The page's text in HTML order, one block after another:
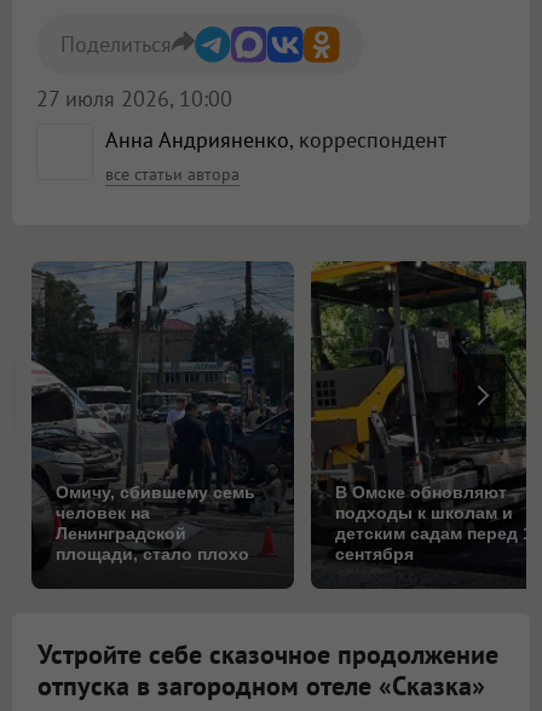
Анна Андрияненко, корреспондент
все статьи автора
27 июля 2026, 10:00
Поделиться
Омичу, сбившему семь
человек на
Ленинградской
площади, стало плохо
В Омске обновляют
подходы к школам и
детским садам перед 1
сентября
Устройте себе сказочное продолжение
отпуска в загородном отеле «Сказка»